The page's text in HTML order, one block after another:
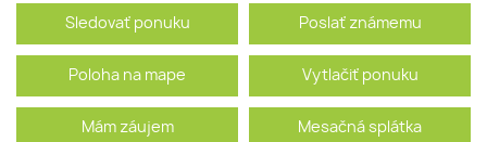
Sledovať ponuku Poslať známemu
Poloha na mape Vytlačiť ponuku
Mám záujem Mesačná splátka